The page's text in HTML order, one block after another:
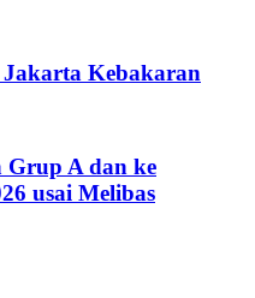
Kebakaran
Grup A dan ke
usai Melibas